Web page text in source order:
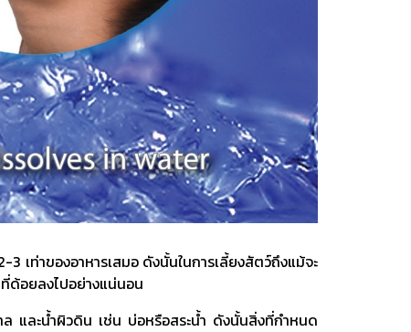
เท่าของอาหารเสมอ ดังนั้นในการเลี้ยงสัตว์ถึงแม้จะ
ด้อยลงไปอย่างแน่นอน
และน้ำผิวดิน เช่น บ่อหรือสระน้ำ ดังนั้นสิ่งที่กำหนด